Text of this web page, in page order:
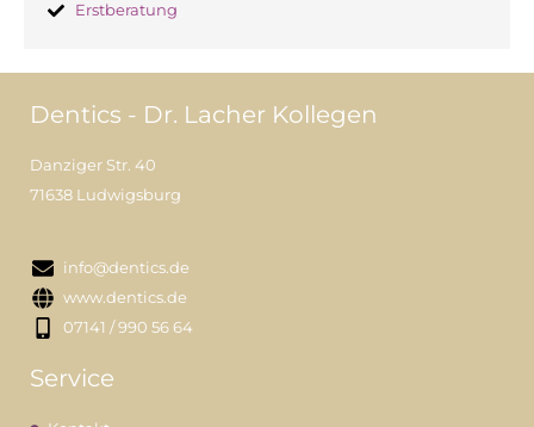
Erstberatung
Dentics - Dr. Lacher Kollegen
Danziger Str. 40
71638 Ludwigsburg
info@dentics.de
www.dentics.de
07141 / 990 56 64
Service